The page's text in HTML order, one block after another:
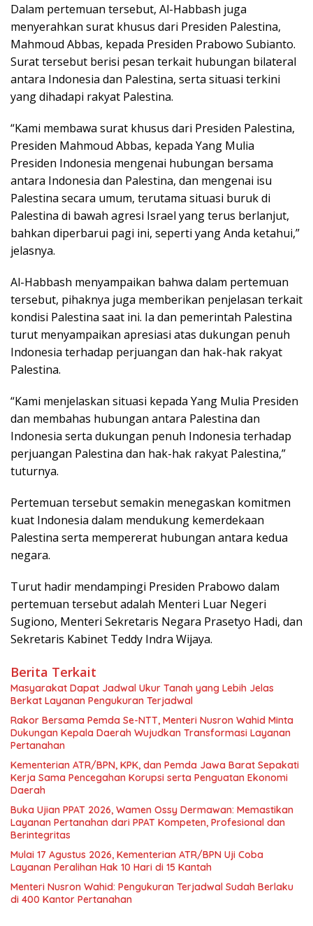
Dalam pertemuan tersebut, Al-Habbash juga
menyerahkan surat khusus dari Presiden Palestina,
Mahmoud Abbas, kepada Presiden Prabowo Subianto.
Surat tersebut berisi pesan terkait hubungan bilateral
antara Indonesia dan Palestina, serta situasi terkini
yang dihadapi rakyat Palestina.
“Kami membawa surat khusus dari Presiden Palestina,
Presiden Mahmoud Abbas, kepada Yang Mulia
Presiden Indonesia mengenai hubungan bersama
antara Indonesia dan Palestina, dan mengenai isu
Palestina secara umum, terutama situasi buruk di
Palestina di bawah agresi Israel yang terus berlanjut,
bahkan diperbarui pagi ini, seperti yang Anda ketahui,”
jelasnya.
Al-Habbash menyampaikan bahwa dalam pertemuan
tersebut, pihaknya juga memberikan penjelasan terkait
kondisi Palestina saat ini. Ia dan pemerintah Palestina
turut menyampaikan apresiasi atas dukungan penuh
Indonesia terhadap perjuangan dan hak-hak rakyat
Palestina.
“Kami menjelaskan situasi kepada Yang Mulia Presiden
dan membahas hubungan antara Palestina dan
Indonesia serta dukungan penuh Indonesia terhadap
perjuangan Palestina dan hak-hak rakyat Palestina,”
tuturnya.
Pertemuan tersebut semakin menegaskan komitmen
kuat Indonesia dalam mendukung kemerdekaan
Palestina serta mempererat hubungan antara kedua
negara.
Turut hadir mendampingi Presiden Prabowo dalam
pertemuan tersebut adalah Menteri Luar Negeri
Sugiono, Menteri Sekretaris Negara Prasetyo Hadi, dan
Sekretaris Kabinet Teddy Indra Wijaya.
Berita Terkait
Masyarakat Dapat Jadwal Ukur Tanah yang Lebih Jelas
Berkat Layanan Pengukuran Terjadwal
Rakor Bersama Pemda Se-NTT, Menteri Nusron Wahid Minta
Dukungan Kepala Daerah Wujudkan Transformasi Layanan
Pertanahan
Kementerian ATR/BPN, KPK, dan Pemda Jawa Barat Sepakati
Kerja Sama Pencegahan Korupsi serta Penguatan Ekonomi
Daerah
Buka Ujian PPAT 2026, Wamen Ossy Dermawan: Memastikan
Layanan Pertanahan dari PPAT Kompeten, Profesional dan
Berintegritas
Mulai 17 Agustus 2026, Kementerian ATR/BPN Uji Coba
Layanan Peralihan Hak 10 Hari di 15 Kantah
Menteri Nusron Wahid: Pengukuran Terjadwal Sudah Berlaku
di 400 Kantor Pertanahan